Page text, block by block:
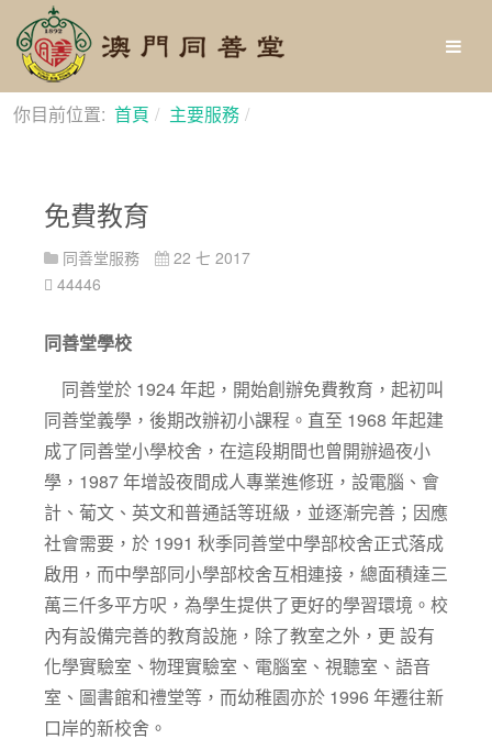
你目前位置: 首頁 主要服務
免費教育
同善堂服務
22 七 2017
44446
同善堂學校
同善堂於 1924 年起，開始創辦免費教育，起初叫
同善堂義學，後期改辦初小課程。直至 1968 年起建
成了同善堂小學校舍，在這段期間也曾開辦過夜小
學，1987 年增設夜間成人專業進修班，設電腦、會
計、葡文、英文和普通話等班級，並逐漸完善；因應
社會需要，於 1991 秋季同善堂中學部校舍正式落成
啟用，而中學部同小學部校舍互相連接，總面積達三
萬三仟多平方呎，為學生提供了更好的學習環境。校
內有設備完善的教育設施，除了教室之外，更 設有
化學實驗室、物理實驗室、電腦室、視聽室、語音
室、圖書館和禮堂等，而幼稚園亦於 1996 年遷往新
口岸的新校舍。